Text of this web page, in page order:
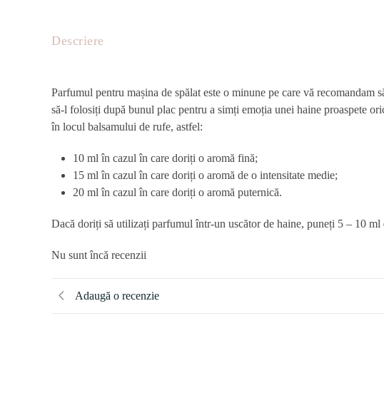
Descriere
Parfumul pentru mașina de spălat este o minune pe care vă
să-l folosiți după bunul plac pentru a simți emoția unei haine proaspete
în locul balsamului de rufe, astfel:
10 ml în cazul în care doriți o aromă fină;
15 ml în cazul în care doriți o aromă de o intensitate medie;
20 ml în cazul în care doriți o aromă puternică.
Dacă doriți să utilizați parfumul într-un uscător de haine, puneți 5 – 10
Nu sunt încă recenzii
Adaugă o recenzie